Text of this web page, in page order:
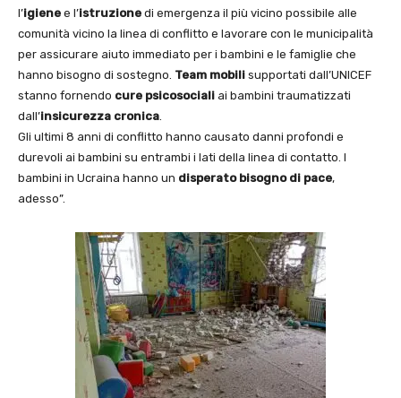
l’igiene e l’istruzione di emergenza il più vicino possibile alle
comunità vicino la linea di conflitto e lavorare con le municipalità
per assicurare aiuto immediato per i bambini e le famiglie che
hanno bisogno di sostegno. Team mobili supportati dall’UNICEF
stanno fornendo cure psicosociali ai bambini traumatizzati
dall’insicurezza cronica
Gli ultimi 8 anni di conflitto hanno causato danni profondi e
durevoli ai bambini su entrambi i lati della linea di contatto. I
bambini in Ucraina hanno un disperato bisogno di pace,
adesso”.